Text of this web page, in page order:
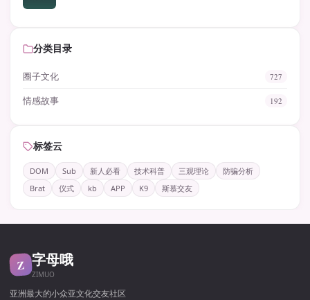
分类目录
圈子文化 727
情感故事 192
标签云
DOM Sub 新人必看 技术科普 三观理论
防骗分析
Brat
仪式 kb APP K9 斯慕交友
Z 字母哦
ZIMUO
亚洲最大的小众亚文化交友社区